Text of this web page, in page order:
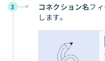
3 コネクション名フ
します。